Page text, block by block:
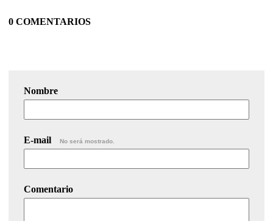
0 COMENTARIOS
Nombre
E-mail No será mostrado.
Comentario